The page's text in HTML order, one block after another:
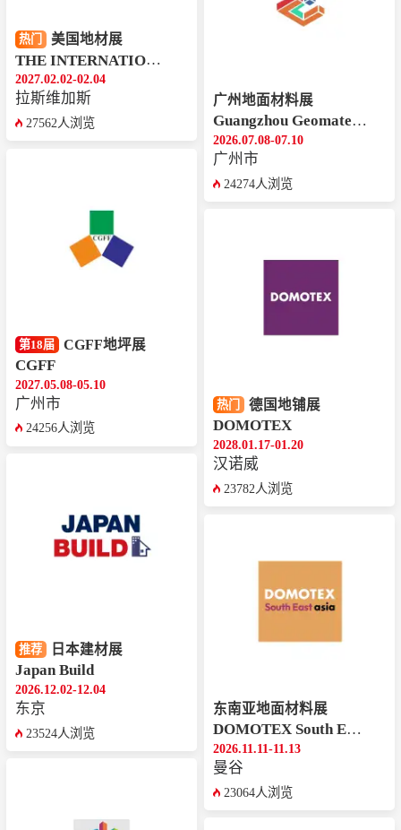
热门 美国地材展
THE INTERNATIONAL SURFACE EVENT
2027.02.02-02.04
拉斯维加斯
27562人浏览
第18届 CGFF地坪展
CGFF
2027.05.08-05.10
广州市
24256人浏览
推荐 日本建材展
Japan Build
2026.12.02-12.04
东京
23524人浏览
广州地面材料展
Guangzhou Geomaterial Exhibition
2026.07.08-07.10
广州市
24274人浏览
热门 德国地铺展
DOMOTEX
2028.01.17-01.20
汉诺威
23782人浏览
东南亚地面材料展
DOMOTEX South East Asia
2026.11.11-11.13
曼谷
23064人浏览